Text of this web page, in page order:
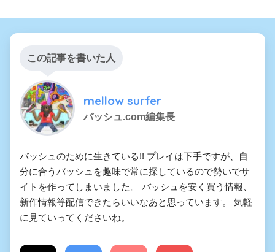
この記事を書いた人
mellow surfer
バッシュ.com編集長
バッシュのために生きている!! プレイは下手ですが、自
分に合うバッシュを趣味で常に探しているので勢いでサ
イトを作ってしまいました。 バッシュを安く買う情報、
新作情報等配信できたらいいなあと思っています。 気軽
に見ていってくださいね。